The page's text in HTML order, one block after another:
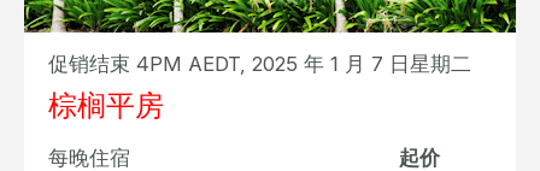
促销结束 4PM AEDT, 2025 年 1 月 7 日星期二
棕榈平房
每晚住宿
起价